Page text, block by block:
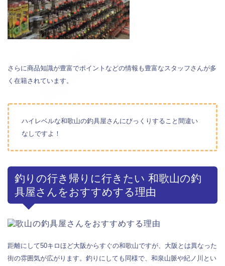
さらに商品知識が豊富でポイントなどの情報も豊富なスタッフさんが多
く在籍されています。
ハイレベルな和歌山の釣具屋さんにびっくりすること間違い
なしですよ！
釣りの行き帰りに行きたい 和歌山の釣
具屋さんをおすすめする理由
距離にして50キロほど大阪からすぐの和歌山ですが、大阪とは異なった
街の雰囲気が広がります。釣りにしても同様で、和泉山脈や紀ノ川とい